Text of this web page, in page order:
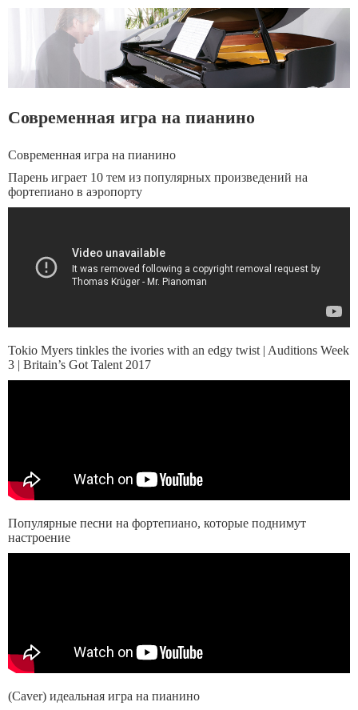
Современная игра на пианино
Современная игра на пианино
Парень играет 10 тем из популярных произведений на
фортепиано в аэропорту
Tokio Myers tinkles the ivories with an edgy twist | Auditions Week
3 | Britain’s Got Talent 2017
Популярные песни на фортепиано, которые поднимут
настроение
(Caver) идеальная игра на пианино